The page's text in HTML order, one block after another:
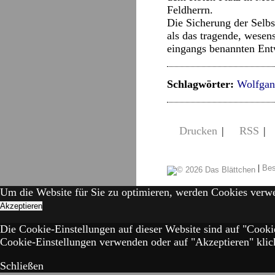
Feldherrn.
Die Sicherung der
als das tragende,
eingangs benannten
Schlagwörter:
Drucken | RSS |
|
Um die Website für Sie zu optimieren, werden Cookies
Akzeptieren
Die Cookie-Einstellungen auf dieser Website sind auf
Cookie-Einstellungen verwenden oder auf "Akzeptieren"
Schließen